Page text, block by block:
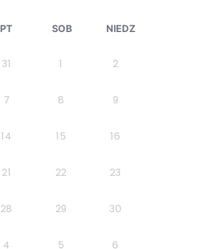
PT SOB NIEDZ
31 1 2
7 8 9
14 15 16
21 22 23
28 29 30
4 5 6